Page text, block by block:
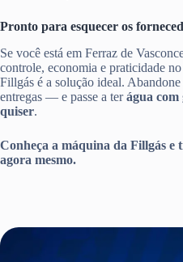
Pronto para esquecer os
Se você está em Ferraz de
controle, economia e praticidade
Fillgás é a solução ideal. Abandone
entregas — e passe a terágua com
quiser.
Conheça a máquina da Fillgás e
agora mesmo.